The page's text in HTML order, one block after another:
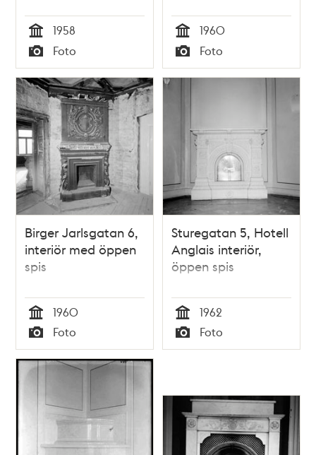
Tid
1958
Typ
Foto Tid
1960
Typ
Foto
Birger Jarlsgatan 6,
interiör med öppen
spis
Tid
1960
Typ
Foto
Sturegatan 5, Hotell
Anglais interiör,
öppen spis
Tid
1962
Typ
Foto